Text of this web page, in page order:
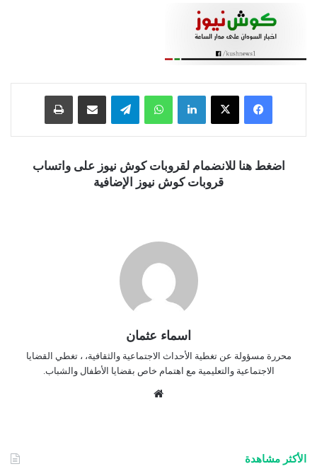
فيسبوك ‫X لينكدإن واتساب تيلقرام
اضغط هنا للانضمام لقروبات كوش نيوز على واتساب
قروبات كوش نيوز الإضافية
اسماء عثمان
محررة مسؤولة عن تغطية الأحداث الاجتماعية والثقافية، ، تغطي القضايا
الاجتماعية والتعليمية مع اهتمام خاص بقضايا الأطفال والشباب.
الأكثر مشاهدة